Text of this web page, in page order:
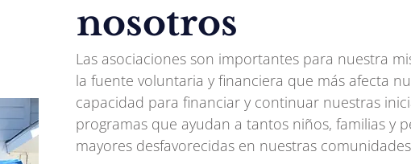
nosotros
Las asociaciones son importantes para nuestra
la fuente voluntaria y financiera que más afecta
capacidad para financiar y continuar nuestras
programas que ayudan a tantos niños, familias y
mayores desfavorecidas en nuestras